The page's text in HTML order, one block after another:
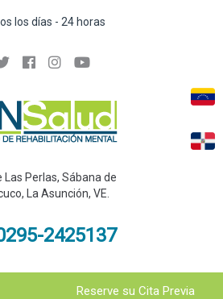
los días - 24 horas
Las Perlas, Sábana de
La Asunción, VE.
2425137
Reserve su Cita Previa